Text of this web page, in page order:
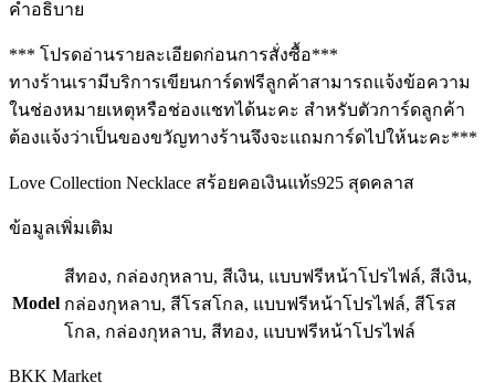
คำอธิบาย
*** โปรดอ่านรายละเอียดก่อนการสั่งซื้อ***
ทางร้านเรามีบริการเขียนการ์ดฟรีลูกค้าสามารถแจ้งข้อความ
ในช่องหมายเหตุหรือช่องแชทได้นะคะ สำหรับตัวการ์ดลูกค้า
ต้องแจ้งว่าเป็นของขวัญทางร้านจึงจะแถมการ์ดไปให้นะคะ***
Love Collection Necklace สร้อยคอเงินแท้s925 สุดคลาส
ข้อมูลเพิ่มเติม
Model
สีทอง, กล่องกุหลาบ, สีเงิน, แบบฟรีหน้าโปรไฟล์, สีเงิน,
กล่องกุหลาบ, สีโรสโกล, แบบฟรีหน้าโปรไฟล์, สีโรส
โกล, กล่องกุหลาบ, สีทอง, แบบฟรีหน้าโปรไฟล์
BKK Market